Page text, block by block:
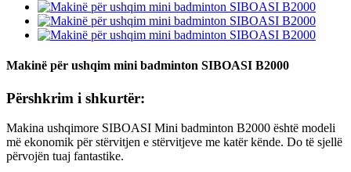
Makinë për ushqim mini badminton SIBOASI B2000
Përshkrim i shkurtër:
Makina ushqimore SIBOASI Mini badminton B2000 është modeli
më ekonomik për stërvitjen e stërvitjeve me katër kënde. Do të sjellë
përvojën tuaj fantastike.